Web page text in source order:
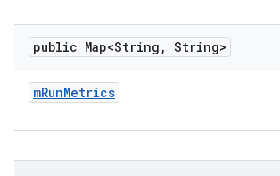
public Map<String , String>
mRunMetrics